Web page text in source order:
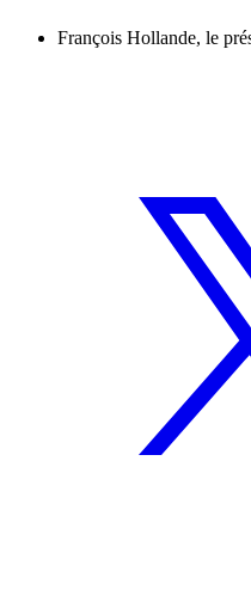
François Hollande, le